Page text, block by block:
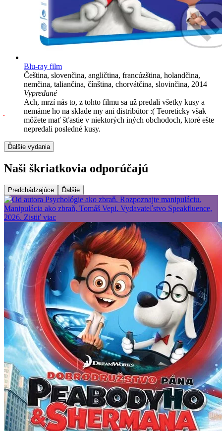
Blu-ray film
Čeština, slovenčina, angličtina, francúzština, holandčina,
nemčina, taliančina, čínština, chorvátčina, slovinčina, 2014
Vypredané
Ach, mrzí nás to, z tohto filmu sa už predali všetky kusy a
nemáme ho na sklade my ani distribútor :( Teoreticky však
môžete mať šťastie v niektorých iných obchodoch, ktoré ešte
nepredali posledné kusy.
Ďalšie vydania
Naši škriatkovia odporúčajú
Predchádzajúce Ďalšie